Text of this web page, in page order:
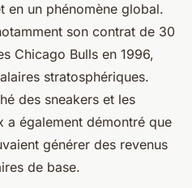
en un phénomène global.
son contrat de 30
Chicago Bulls en 1996,
stratosphériques.
des sneakers et les
a également démontré que
générer des revenus
de base.